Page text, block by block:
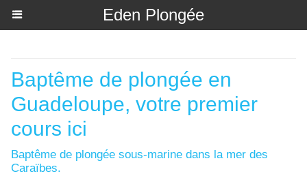
Eden Plongée
Baptême de plongée en
Guadeloupe, votre premier
cours ici
Baptême de plongée sous-marine dans la mer des
Caraïbes.